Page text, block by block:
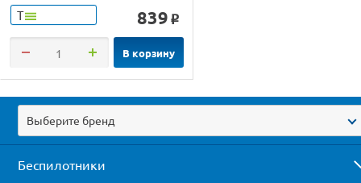
Т 839 o
В корзину
Выберите бренд
Беспилотники